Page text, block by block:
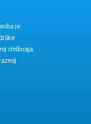
je
civilnoga